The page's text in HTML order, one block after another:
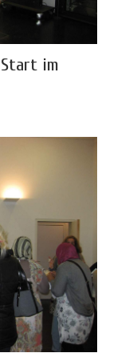
Start im